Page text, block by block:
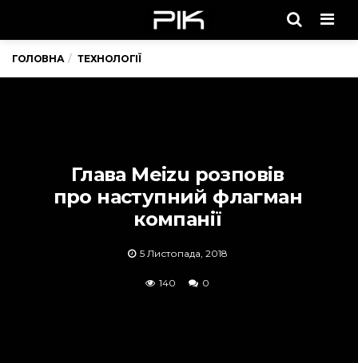
ГОЛОВНА ТЕХНОЛОГІЇ
Глава Meizu розповів
про наступний флагман
компанії
5 Листопада, 2018
140 0